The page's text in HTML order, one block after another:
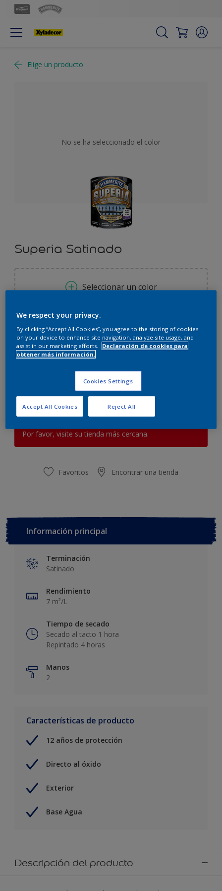
Elige un producto
No se ha seleccionado el color
Superia Satinado
Seleccionar un color
0.75 L 2.50 L
Por favor, visite su tienda más cercana.
Favoritos Encontrar una tienda
Información principal
Terminación
Satinado
Rendimiento
7 m²/L
Tiempo de secado
Secado al tacto 1 hora
Repintado 4 horas
Manos
2
Características de producto
12 años de protección
Directo al óxido
Exterior
Base Agua
Descripción del producto
We respect your privacy.
By clicking “Accept All Cookies”, you agree to the storing of cookies
on your device to enhance site navigation, analyze site usage, and
assist in our marketing efforts.
Declaración de cookies para
obtener más información.
Cookies Settings
Reject All
Accept All Cookies